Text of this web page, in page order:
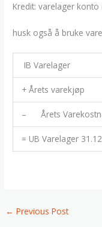
Kredit: varelager konto
husk også å bruke
IB Varelager
+ Årets varekjøp
– Årets
= UB Varelager
← Previous Post